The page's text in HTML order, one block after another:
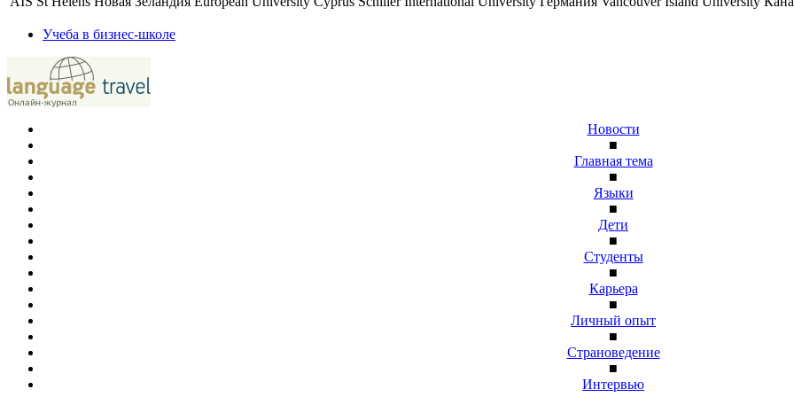
Учеба в бизнес-школе
Новости
■
Главная тема
■
Языки
■
Дети
■
Студенты
■
Карьера
■
Личный опыт
■
Страноведение
■
Интервью